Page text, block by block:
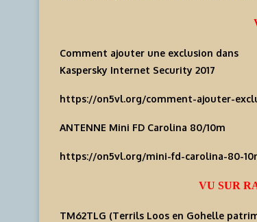
Comment ajouter une exclusion dans
Kaspersky Internet Security 2017
https://on5vl.org/comment-ajouter-
ANTENNE Mini FD Carolina 80/10m
https://on5vl.org/mini-fd-carolina-80-
VU SUR
TM62TLG (Terrils Loos en Gohelle